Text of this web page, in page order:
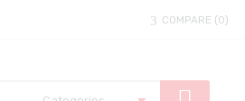
COMPARE 0